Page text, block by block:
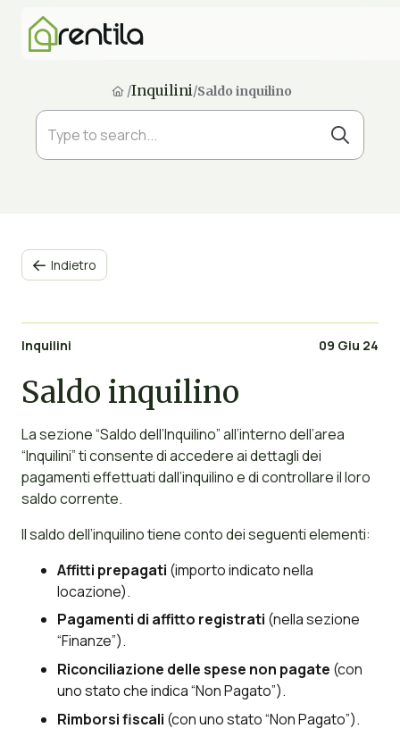
/Inquilini/Saldo inquilino
 Indietro
Inquilini 09 Giu 24
Saldo inquilino
La sezione “Saldo dell’Inquilino” all’interno dell’area
“Inquilini” ti consente di accedere ai dettagli dei
pagamenti effettuati dall’inquilino e di controllare il loro
saldo corrente.
Il saldo dell’inquilino tiene conto dei seguenti elementi:
Affitti prepagati (importo indicato nella
locazione).
Pagamenti di affitto registrati (nella sezione
“Finanze”).
Riconciliazione delle spese non pagate (con
uno stato che indica “Non Pagato”).
Rimborsi fiscali (con uno stato “Non Pagato”).